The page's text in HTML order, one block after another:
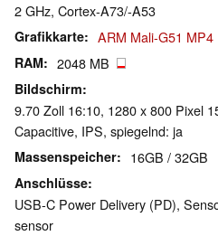
2 GHz, Cortex-A73/-A53
Grafikkarte ARM Mali-G51 MP4
RAM 2048 MB
Bildschirm
9.70 Zoll 16:10, 1280 x 800 Pixel
Capacitive, IPS, spiegelnd: ja
Massenspeicher 16GB / 32GB
Anschlüsse
USB-C Power Delivery (PD),
sensor